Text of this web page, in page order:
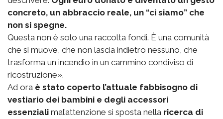
concreto, un abbraccio reale, un “ci siamo” che
non si spegne.
Questa non è solo una raccolta fondi. È una comunità
che si muove, che non lascia indietro nessuno, che
trasforma un incendio in un cammino condiviso di
ricostruzione».
Ad ora è stato coperto l’attuale fabbisogno di
vestiario dei bambini e degli accessori
essenziali mal’attenzione si sposta nella ricerca di